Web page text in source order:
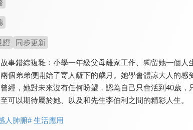
證 同步更新
事錯綜複雜：小學一年級父母離家工作、獨留她一個
個弟弟便開始了寄人籬下的歲月。她學會體諒大人的
經，她對未來沒有任何盼望，認為自己只會活到40歲
可以期待屬於她、以及和先生李伯利之間的精彩人生。
人肺腑# 生活應用